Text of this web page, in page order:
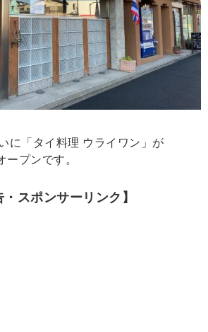
に「タイ料理 ウライワン」が
ープンです。
・スポンサーリンク】